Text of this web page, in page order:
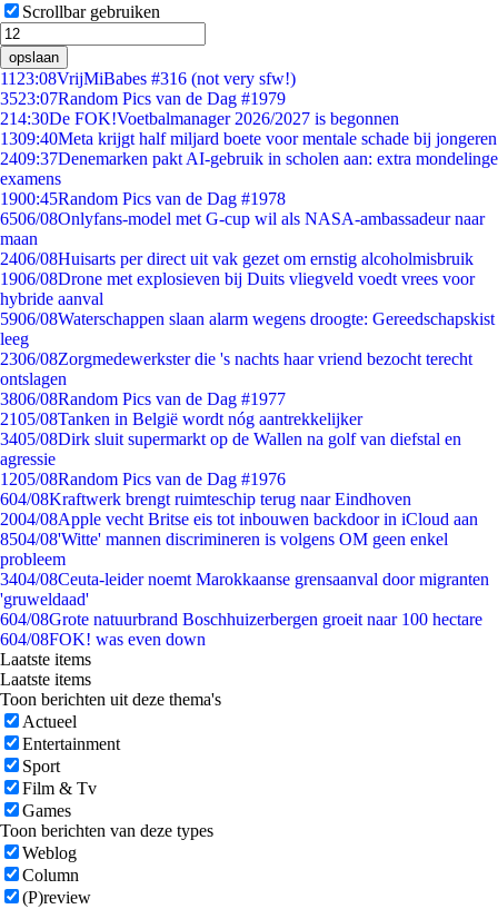
Scrollbar gebruiken
opslaan
11 23:08VrijMiBabes #316 (not very sfw!)
3523:07Random Pics van de Dag #1979
214:30De FOK!Voetbalmanager 2026/2027 is begonnen
1309:40Meta krijgt half miljard boete voor mentale schade bij jongeren
2409:37Denemarken pakt AI-gebruik in scholen aan: extra mondelinge
examens
1900:45Random Pics van de Dag #1978
6506/08Onlyfans-model met G-cup wil als NASA-ambassadeur naar
maan
2406/08Huisarts per direct uit vak gezet om ernstig alcoholmisbruik
1906/08Drone met explosieven bij Duits vliegveld voedt vrees voor
hybride aanval
5906/08Waterschappen slaan alarm wegens droogte: Gereedschapskist
leeg
2306/08Zorgmedewerkster die 's nachts haar vriend bezocht terecht
ontslagen
3806/08Random Pics van de Dag #1977
2105/08Tanken in België wordt nóg aantrekkelijker
3405/08Dirk sluit supermarkt op de Wallen na golf van diefstal en
agressie
1205/08Random Pics van de Dag #1976
604/08Kraftwerk brengt ruimteschip terug naar Eindhoven
2004/08Apple vecht Britse eis tot inbouwen backdoor in iCloud aan
8504/08'Witte' mannen discrimineren is volgens OM geen enkel
probleem
3404/08Ceuta-leider noemt Marokkaanse grensaanval door migranten
'gruweldaad'
604/08Grote natuurbrand Boschhuizerbergen groeit naar 100 hectare
604/08FOK! was even down
Laatste items
Laatste items
Toon berichten uit deze thema's
Actueel
Entertainment
Sport
Film & Tv
Games
Toon berichten van deze types
Weblog
Column
(P)review